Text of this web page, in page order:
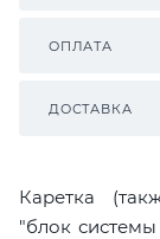
ОПЛАТА
ДОСТАВКА
Каретка
"блок